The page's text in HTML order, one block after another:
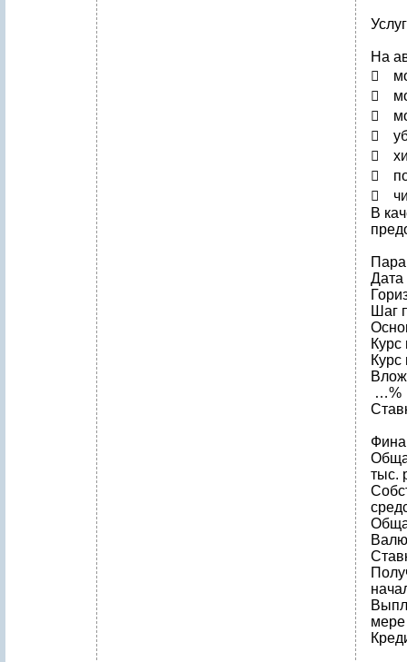
На







В
Шаг
…%
тыс.